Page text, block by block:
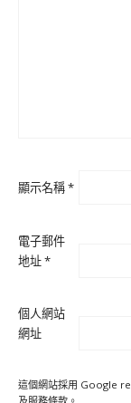
顯示名稱*
電子郵件
地址*
個人網站
網址
這個網站採用 Google